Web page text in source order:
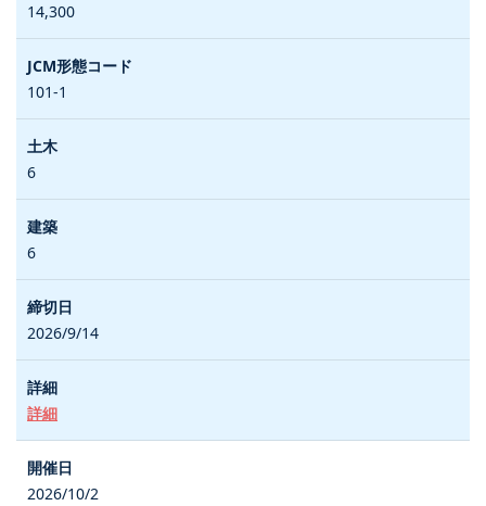
14,300
101-1
6
6
2026/9/14
詳細
2026/10/2